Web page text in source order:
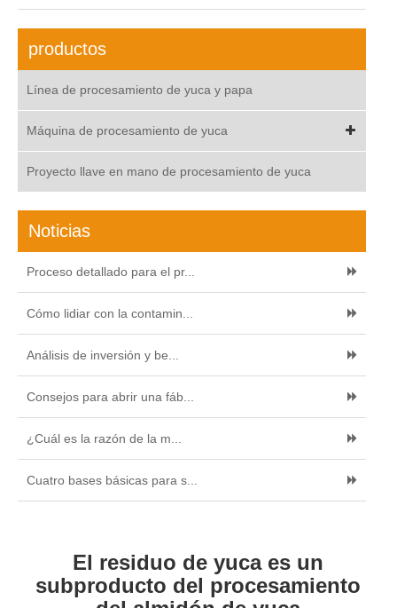
productos
Línea de procesamiento de yuca y papa
Máquina de procesamiento de yuca
Proyecto llave en mano de procesamiento de yuca
Noticias
Proceso detallado para el pr...
Cómo lidiar con la contamin...
Análisis de inversión y be...
Consejos para abrir una fáb...
¿Cuál es la razón de la m...
Cuatro bases básicas para s...
El residuo de yuca es un
subproducto del procesamiento